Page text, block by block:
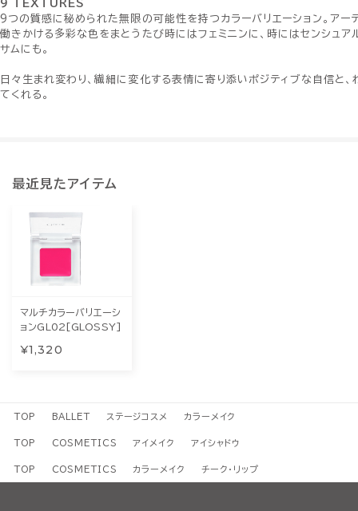
9 TEXTURES
9つの質感に秘められた無限の可能性を持つカラーバリエーション。アー
働きかける多彩な色をまとうたび時にはフェミニンに、時にはセンシュア
サムにも。
日々生まれ変わり、繊細に変化する表情に寄り添いポジティブな自信と、
てくれる。
最近見たアイテム
マルチカラーバリエーシ
ョンGL02[GLOSSY]
¥1,320
TOP BALLET ステージコスメ カラーメイク
TOP COSMETICS アイメイク アイシャドウ
TOP COSMETICS カラーメイク チーク・リップ